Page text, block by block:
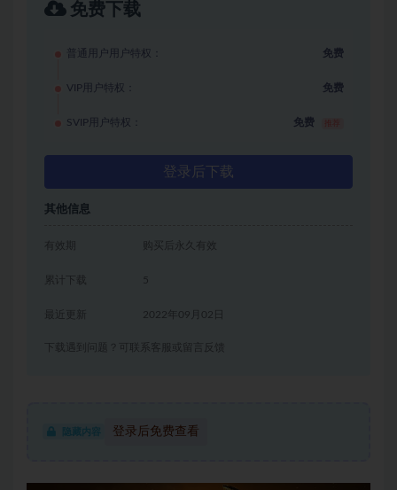
免费下载
普通用户用户特权： 免费
VIP用户特权： 免费
SVIP用户特权： 免费
登录后下载
其他信息
有效期 购买后永久有效
累计下载 5
2022年09月02日
下载遇到问题？可联系客服或留言反馈
隐藏内容 登录后免费查看